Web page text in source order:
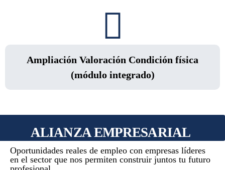
Ampliación Valoración Condición física
(módulo integrado)
ALIANZA EMPRESARIAL
Oportunidades reales de empleo con empresas líderes
en el sector que nos permiten construir juntos tu futuro